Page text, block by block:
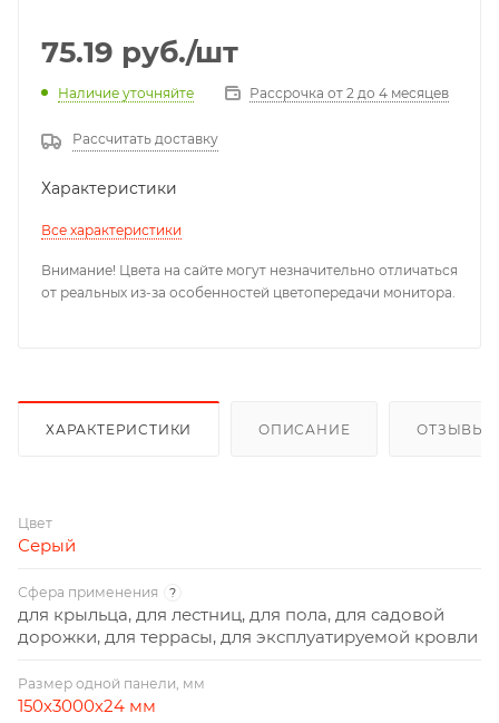
75.19 руб./шт
Наличие уточняйте Рассрочка от 2 до 4 месяцев
Рассчитать доставку
Характеристики
Все характеристики
Внимание! Цвета на сайте могут незначительно отличаться
от реальных из-за особенностей цветопередачи монитора.
ХАРАКТЕРИСТИКИ ОПИСАНИЕ ОТЗЫВЫ
Цвет
Серый
Сфера применения ?
для крыльца, для лестниц, для пола, для садовой
дорожки, для террасы, для эксплуатируемой кровли
Размер одной панели, мм
150х3000х24 мм